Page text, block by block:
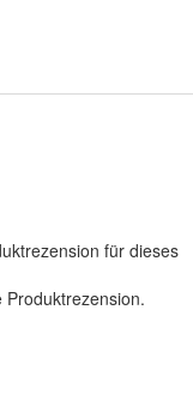
für dieses
Produktrezension.